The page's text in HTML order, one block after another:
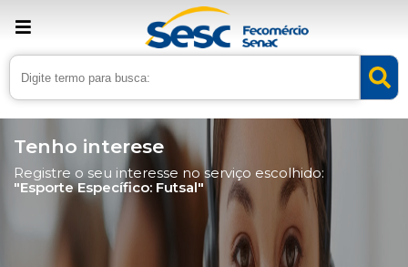
Tenho interese
Registre o seu interesse no serviço escolhido:
"Esporte Específico: Futsal"